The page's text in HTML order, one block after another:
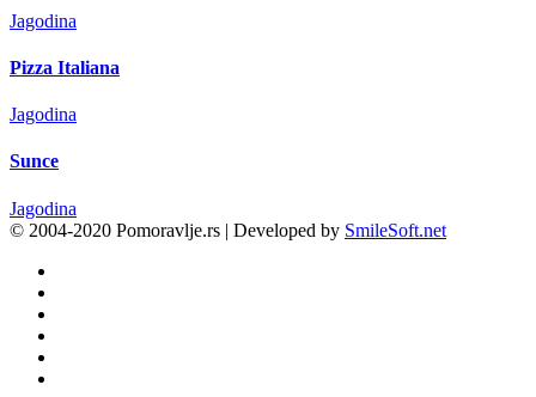
Jagodina
Pizza Italiana
Jagodina
Sunce
Jagodina
© 2004-2020 Pomoravlje.rs | Developed by SmileSoft.net